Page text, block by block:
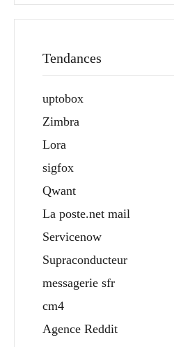
Tendances
uptobox
Zimbra
Lora
sigfox
Qwant
La poste.net mail
Servicenow
Supraconducteur
messagerie sfr
cm4
Agence Reddit